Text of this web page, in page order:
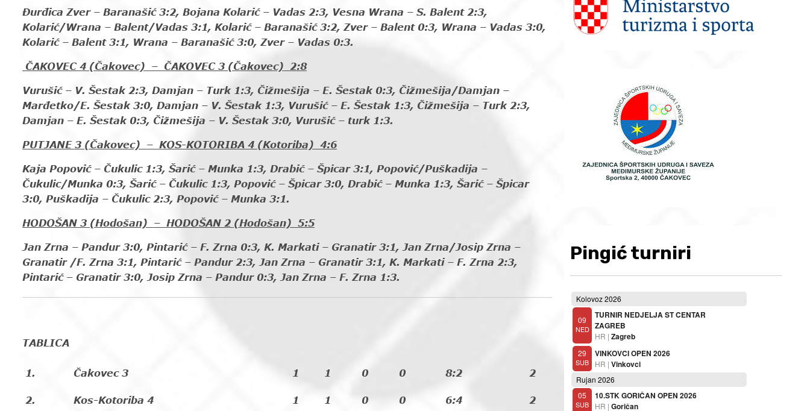
Đurđica Zver – Baranašić 3:2, Bojana Kolarić – Vadas 2:3, Vesna Wrana – S. Balent 2:3,
Kolarić/Wrana – Balent/Vadas 3:1, Kolarić – Baranašić 3:2, Zver – Balent 0:3, Wrana – Vadas 3:0,
Kolarić – Balent 3:1, Wrana – Baranašić 3:0, Zver – Vadas 0:3.
ČAKOVEC 4 (Čakovec) – ČAKOVEC 3 (Čakovec) 2:8
Vurušić – V. Šestak 2:3, Damjan – Turk 1:3, Čižmešija – E. Šestak 0:3, Čižmešija/Damjan –
Marđetko/E. Šestak 3:0, Damjan – V. Šestak 1:3, Vurušić – E. Šestak 1:3, Čižmešija – Turk 2:3,
Damjan – E. Šestak 0:3, Čižmešija – V. Šestak 3:0, Vurušić – turk 1:3.
PUTJANE 3 (Čakovec) – KOS-KOTORIBA 4 (Kotoriba) 4:6
Kaja Popović – Čukulic 1:3, Šarić – Munka 1:3, Drabić – Špicar 3:1, Popović/Puškadija –
Čukulic/Munka 0:3, Šarić – Čukulic 1:3, Popović – Špicar 3:0, Drabić – Munka 1:3, Šarić – Špicar
3:0, Puškadija – Čukulic 2:3, Popović – Munka 3:1.
HODOŠAN 3 (Hodošan) – HODOŠAN 2 (Hodošan) 5:5
Jan Zrna – Pandur 3:0, Pintarić – F. Zrna 0:3, K. Markati – Granatir 3:1, Jan Zrna/Josip Zrna –
Granatir /F. Zrna 3:1, Pintarić – Pandur 2:3, Jan Zrna – Granatir 3:1, K. Markati – F. Zrna 2:3,
Pintarić – Granatir 3:0, Josip Zrna – Pandur 0:3, Jan Zrna – F. Zrna 1:3.
TABLICA
1. Čakovec 3 1 1 0 0 8:2 2
2. Kos-Kotoriba 4 1 1 0 0 6:4 2
Pingić turniri